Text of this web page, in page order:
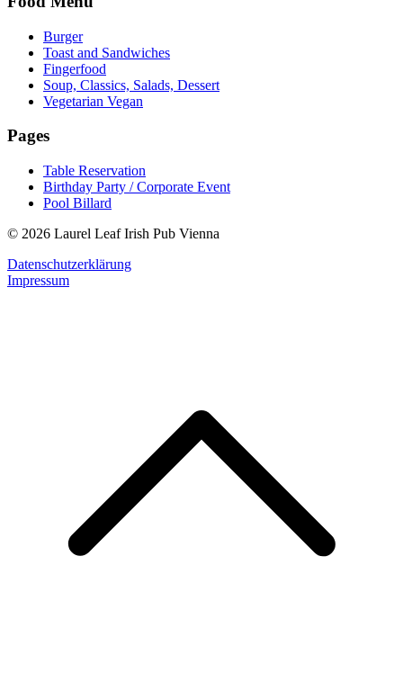
Burger
Toast and Sandwiches
Fingerfood
Soup, Classics, Salads, Dessert
Vegetarian Vegan
Pages
Table Reservation
Birthday Party / Corporate Event
Pool Billard
© 2026 Laurel Leaf Irish Pub Vienna
Datenschutzerklärung
Impressum